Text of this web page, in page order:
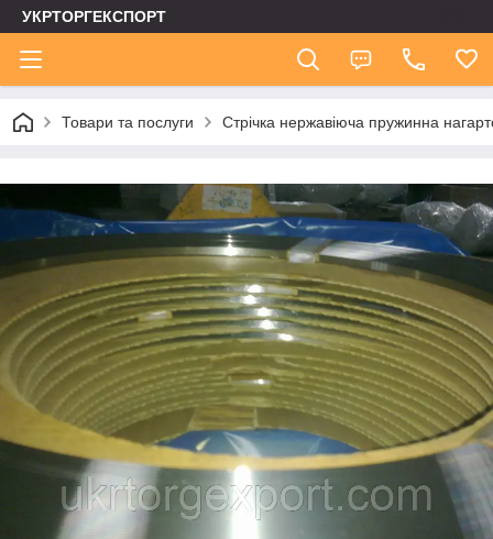
УКРТОРГЕКСПОРТ
Товари та послуги Стрічка нержавіюча пружинна